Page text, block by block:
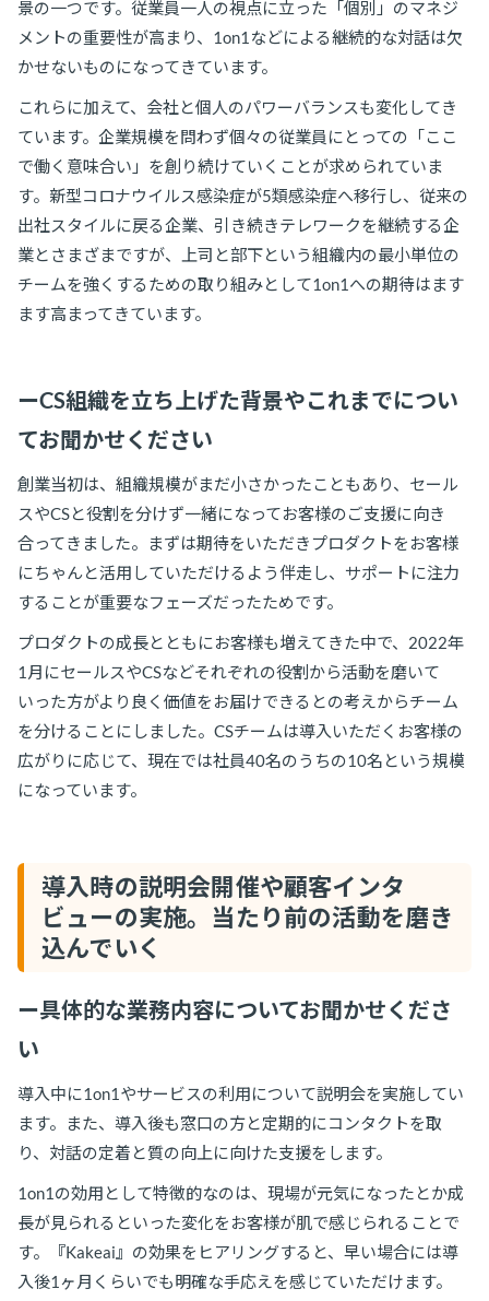
景の一つです。従業員一人の視点に立った「個別」のマネジ
メントの重要性が高まり、1on1などによる継続的な対話は欠
かせないものになってきています。
これらに加えて、会社と個人のパワーバランスも変化してき
ています。企業規模を問わず個々の従業員にとっての「ここ
で働く意味合い」を創り続けていくことが求められていま
す。新型コロナウイルス感染症が5類感染症へ移行し、従来の
出社スタイルに戻る企業、引き続きテレワークを継続する企
業とさまざまですが、上司と部下という組織内の最小単位の
チームを強くするための取り組みとして1on1への期待はます
ます高まってきています。
ーCS組織を立ち上げた背景やこれまでについ
てお聞かせください
創業当初は、組織規模がまだ小さかったこともあり、セール
スやCSと役割を分けず一緒になってお客様のご支援に向き
合ってきました。まずは期待をいただきプロダクトをお客様
にちゃんと活用していただけるよう伴走し、サポートに注力
することが重要なフェーズだったためです。
プロダクトの成長とともにお客様も増えてきた中で、2022年
1月にセールスやCSなどそれぞれの役割から活動を磨いて
いった方がより良く価値をお届けできるとの考えからチーム
を分けることにしました。CSチームは導入いただくお客様の
広がりに応じて、現在では社員40名のうちの10名という規模
になっています。
導入時の説明会開催や顧客インタ
ビューの実施。当たり前の活動を磨き
込んでいく
ー具体的な業務内容についてお聞かせくださ
い
導入中に1on1やサービスの利用について説明会を実施してい
ます。また、導入後も窓口の方と定期的にコンタクトを取
り、対話の定着と質の向上に向けた支援をします。
1on1の効用として特徴的なのは、現場が元気になったとか成
長が見られるといった変化をお客様が肌で感じられることで
す。『Kakeai』の効果をヒアリングすると、早い場合には導
入後1ヶ月くらいでも明確な手応えを感じていただけます。